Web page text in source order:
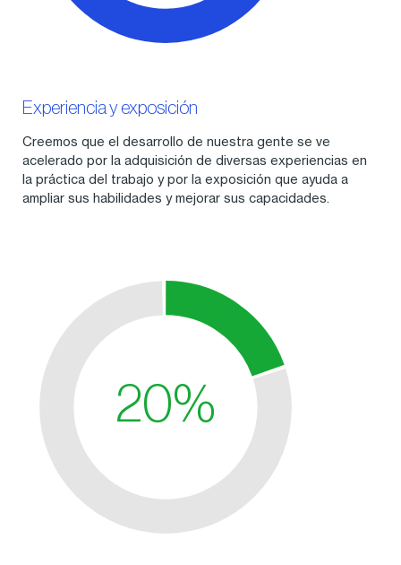
Experiencia y exposición
Creemos que el desarrollo de nuestra gente se ve
acelerado por la adquisición de diversas experiencias en
la práctica del trabajo y por la exposición que ayuda a
ampliar sus habilidades y mejorar sus capacidades.
20%